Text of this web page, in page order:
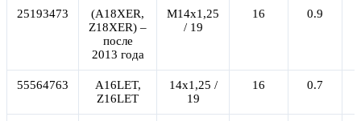
25193473
(A18XER,
Z18XER) –
после
2013 года
М14x1,25
/ 19
16 0.9
55564763
A16LET,
Z16LET
14x1,25 /
19
16 0.7